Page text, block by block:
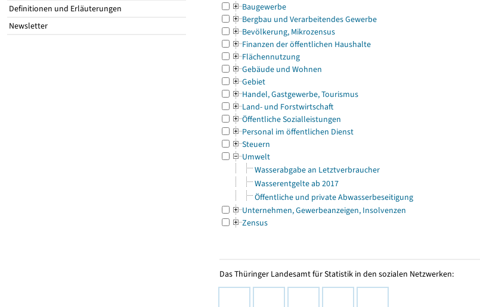
Definitionen und Erläuterungen
Newsletter
Baugewerbe
Bergbau und Verarbeitendes Gewerbe
Bevölkerung, Mikrozensus
Finanzen der öffentlichen Haushalte
Flächennutzung
Gebäude und Wohnen
Gebiet
Handel, Gastgewerbe, Tourismus
Land- und Forstwirtschaft
Öffentliche Sozialleistungen
Personal im öffentlichen Dienst
Steuern
Umwelt
Wasserabgabe an Letztverbraucher
Wasserentgelte ab 2017
Öffentliche und private Abwasserbeseitigung
Unternehmen, Gewerbeanzeigen, Insolvenzen
Zensus
Das Thüringer Landesamt für Statistik in den sozialen Netzwerken: